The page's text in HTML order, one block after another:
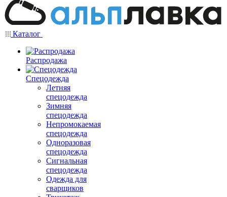
Каталог
Распродажа
Спецодежда
Летняя
спецодежда
Зимняя
спецодежда
Непромокаемая
спецодежда
Одноразовая
спецодежда
Сигнальная
спецодежда
Одежда для
сварщиков